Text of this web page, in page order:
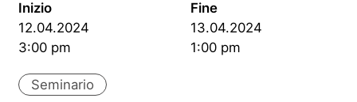
Inizio
12.04.2024
3:00 pm
Fine
13.04.2024
1:00 pm
Seminario